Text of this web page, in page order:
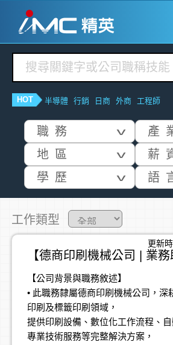
HOT 半導體 行銷 日商 外商 工程師
職務 ⅴ 產
地區 ⅴ 薪
學歷 ⅴ 語
工作類型
更新
【公司背景與職務敘述】
• 此職務隸屬德商印刷機械公司，深
印刷及標籤印刷領域，
提供印刷設備、數位化工作流程、
專業技術服務等完整解決方案，